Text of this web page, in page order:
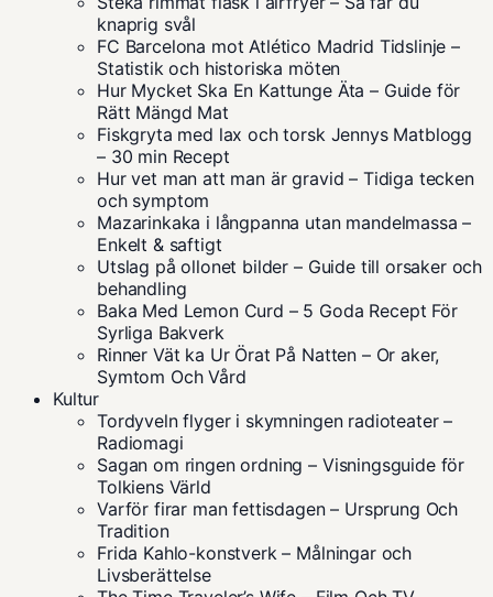
knaprig svål
FC Barcelona mot Atlético Madrid Tidslinje –
Statistik och historiska möten
Hur Mycket Ska En Kattunge Äta – Guide för
Rätt Mängd Mat
Fiskgryta med lax och torsk Jennys Matblogg
– 30 min Recept
Hur vet man att man är gravid – Tidiga tecken
och symptom
Mazarinkaka i långpanna utan mandelmassa –
Enkelt & saftigt
Utslag på ollonet bilder – Guide till orsaker och
behandling
Baka Med Lemon Curd – 5 Goda Recept För
Syrliga Bakverk
Rinner Vät ka Ur Örat På Natten – Or aker,
Symtom Och Vård
Kultur
Tordyveln flyger i skymningen radioteater –
Radiomagi
Sagan om ringen ordning – Visningsguide för
Tolkiens Värld
Varför firar man fettisdagen – Ursprung Och
Tradition
Frida Kahlo-konstverk – Målningar och
Livsberättelse